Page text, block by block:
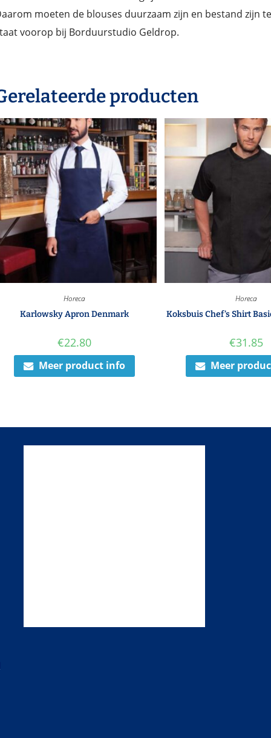
moeten de blouses duurzaam zijn en bestand zijn
voorop bij Borduurstudio Geldrop.
producten
Horeca
Karlowsky Apron Denmark
€22.80
Meer product info
Horeca
Koksbuis Chef’s Shirt
€31.85
Meer